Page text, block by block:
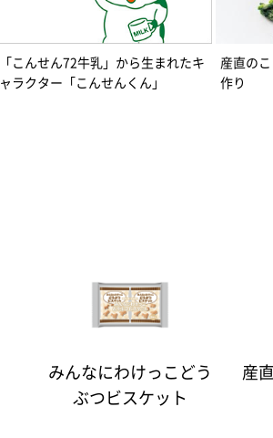
「こんせん72牛乳」から生まれたキ
ャラクター「こんせんくん」
産直の
作り
みんなにわけっこどう
ぶつビスケット
産